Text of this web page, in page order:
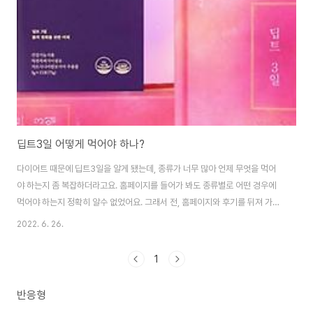
딥트3일 어떻게 먹어야 하나?
다이어트 때문에 딥트3일을 알게 됐는데, 종류가 너무 많아 언제 무엇을 먹어
야 하는지 좀 복잡하더라고요. 홈페이지를 들어가 봐도 종류별로 어떤 경우에
먹어야 하는지 정확히 알수 없었어요. 그래서 전, 홈페이지와 후기를 뒤져 가며
종류별로 어떤 특징이 있고 어떤 경우에 먹어야 하는지 알아봤어요. 알아본 김
딥트3일은 다이어트 건강기능식품인데요. 다른 다이어트보조제와는 달리, 종
이전 버전인 '딥트3일 스트롱'이란 제품을 좀 더 강화켜 만든거라고 해요. 핵심
2022. 6. 26.
1
반응형